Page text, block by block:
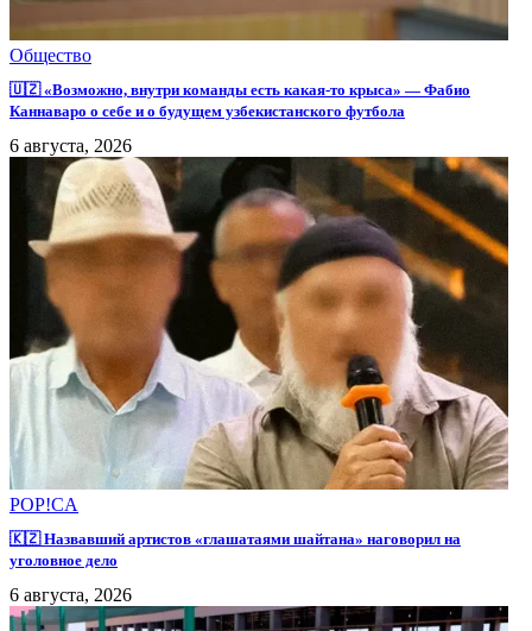
Общество
🇺🇿 «Возможно, внутри команды есть какая-то крыса» — Фабио
Каннаваро о себе и о будущем узбекистанского футбола
6 августа, 2026
POP!CA
🇰🇿 Назвавший артистов «глашатаями шайтана» наговорил на
уголовное дело
6 августа, 2026